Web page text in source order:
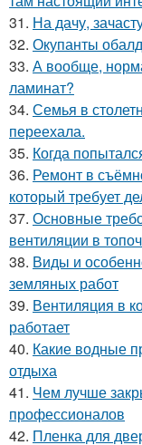
31. На дачу,
32. Окупанты
33. А вообще,
ламинат?
34. Семья в
переехала.
35. Когда
36. Ремонт в
который требует
37. Основные
вентиляции в
38. Виды и
земляных работ
39. Вентиляция в
работает
40. Какие водные
отдыха
41. Чем лучше
профессионалов
42. Пленка для